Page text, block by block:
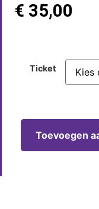
€ 35,00
Ticket
Toevoegen